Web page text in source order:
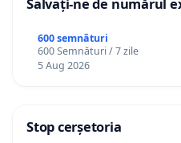
600 semnături
600 Semnături / 7 zile
5 Aug 2026
Stop cerșetoria